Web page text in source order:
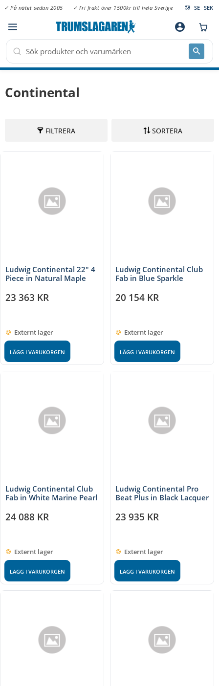
Meny
✓ På nätet sedan 2005 ✓ Fri frakt över 1500kr till hela Sverige SE SEK
account_circle
Continental
FILTRERA SORTERA
Ludwig Continental 22" 4
Piece in Natural Maple
23 363 KR
Externt lager
LÄGG I VARUKORGEN
Ludwig Continental Club
Fab in Blue Sparkle
20 154 KR
Externt lager
LÄGG I VARUKORGEN
Ludwig Continental Club
Fab in White Marine Pearl
24 088 KR
Externt lager
LÄGG I VARUKORGEN
Ludwig Continental Pro
Beat Plus in Black Lacquer
23 935 KR
Externt lager
LÄGG I VARUKORGEN